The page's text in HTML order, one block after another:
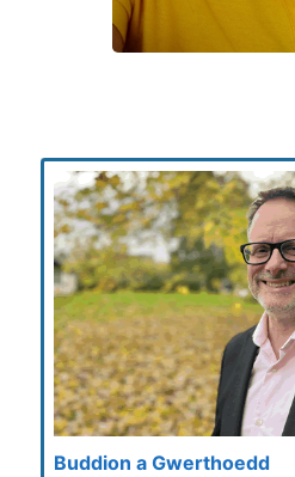
Buddion a Gwerthoedd